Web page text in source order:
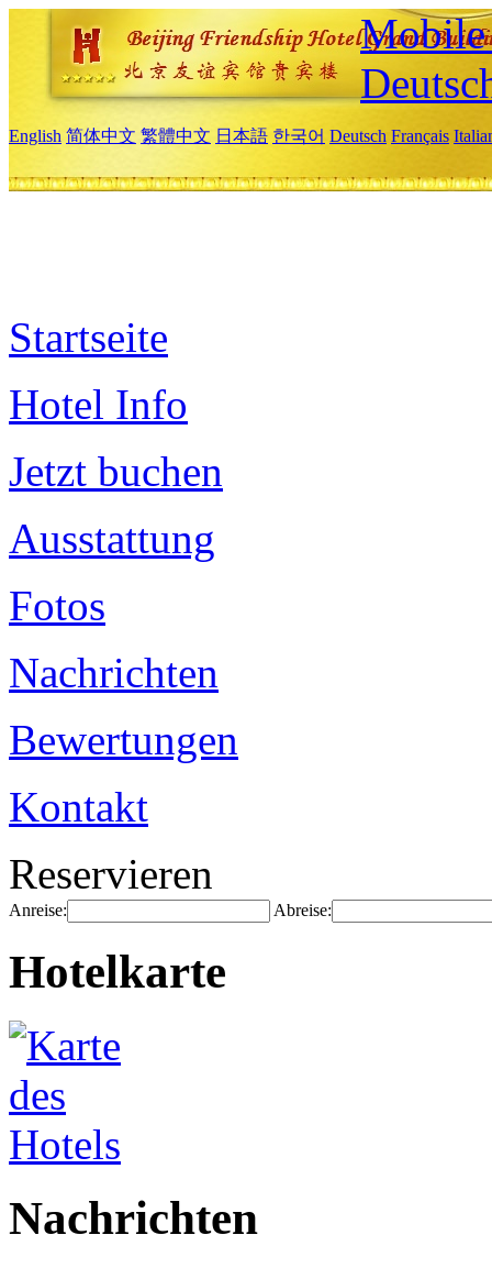
Mobile
English 简体中文 繁體中文 日本語 한국어 Deutsch Français
Startseite
Hotel Info
Jetzt buchen
Ausstattung
Fotos
Nachrichten
Bewertungen
Kontakt
Reservieren
Anreise: Abreise:
Hotelkarte
Nachrichten